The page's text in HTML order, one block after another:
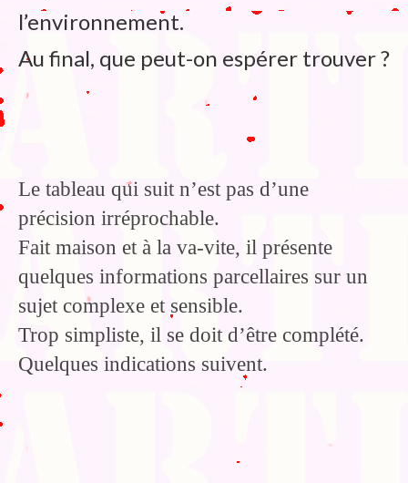
l’environnement.
Au final, que peut-on espérer trouver ?
Le tableau qui suit n’est pas d’une
précision irréprochable.
Fait maison et à la va-vite, il présente
quelques informations parcellaires sur un
sujet complexe et sensible.
Trop simpliste, il se doit d’être complété.
Quelques indications suivent.